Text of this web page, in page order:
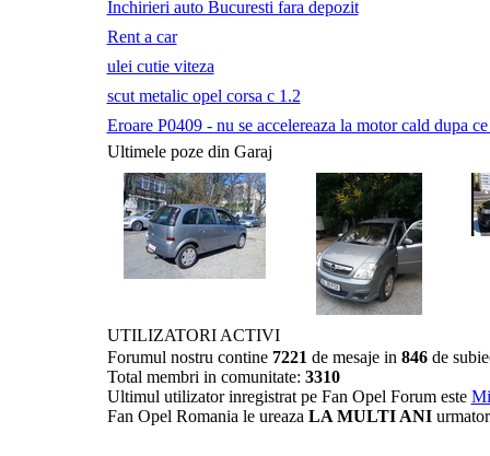
Inchirieri auto Bucuresti fara depozit
Rent a car
ulei cutie viteza
scut metalic opel corsa c 1.2
Eroare P0409 - nu se accelereaza la motor cald dupa
Ultimele poze din Garaj
UTILIZATORI ACTIVI
Forumul nostru contine 7221 de mesaje in 846de
Total membri in comunitate: 3310
Ultimul utilizator inregistrat pe Fan Opel Forum este
Fan Opel Romania le ureaza LA MULTI ANI